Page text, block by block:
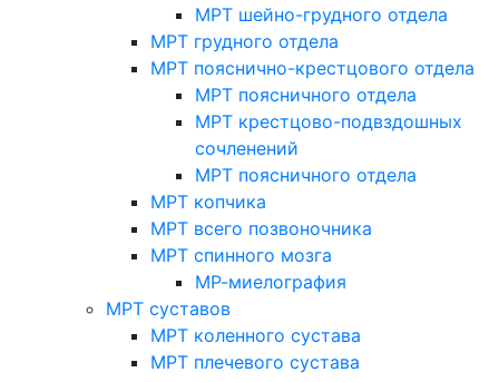
МРТ шейно-грудного отдела
МРТ грудного отдела
МРТ пояснично-крестцового отдела
МРТ поясничного отдела
МРТ крестцово-подвздошных
сочленений
МРТ поясничного отдела
МРТ копчика
МРТ всего позвоночника
МРТ спинного мозга
МР-миелография
МРТ суставов
МРТ коленного сустава
МРТ плечевого сустава